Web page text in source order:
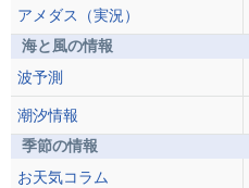
アメダス（実況）
海と風の情報
波予測
潮汐情報
季節の情報
お天気コラム